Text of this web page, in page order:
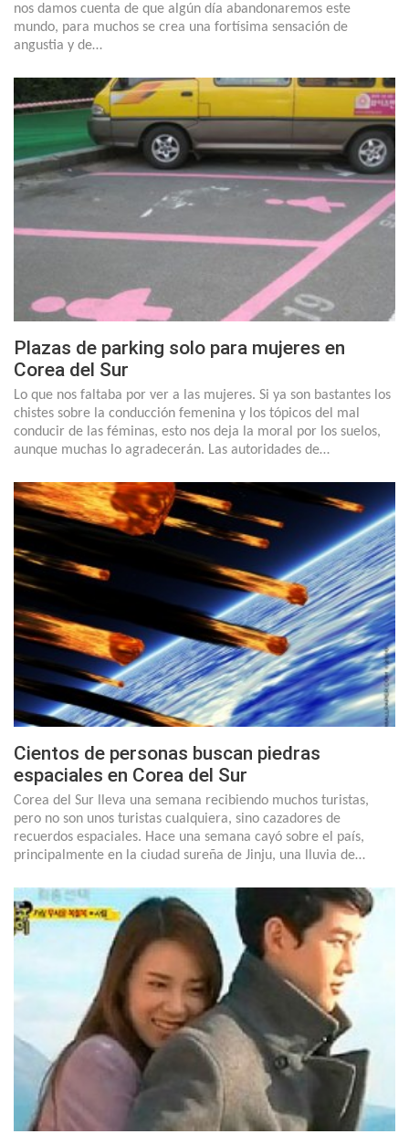
nos damos cuenta de que algún día abandonaremos este
mundo, para muchos se crea una fortísima sensación de
angustia y de…
Plazas de parking solo para mujeres en
Corea del Sur
Lo que nos faltaba por ver a las mujeres. Si ya son bastantes los
chistes sobre la conducción femenina y los tópicos del mal
conducir de las féminas, esto nos deja la moral por los suelos,
aunque muchas lo agradecerán. Las autoridades de…
Cientos de personas buscan piedras
espaciales en Corea del Sur
Corea del Sur lleva una semana recibiendo muchos turistas,
pero no son unos turistas cualquiera, sino cazadores de
recuerdos espaciales. Hace una semana cayó sobre el país,
principalmente en la ciudad sureña de Jinju, una lluvia de…